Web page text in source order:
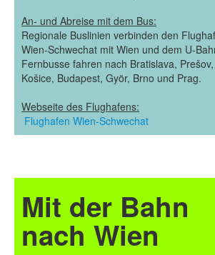
An- und Abreise mit dem Bus:
Regionale Buslinien verbinden den
Wien-Schwechat mit Wien und dem U-
Fernbusse fahren nach Bratislava, Prešov,
Košice, Budapest, Györ, Brno und Prag.
Webseite des Flughafens:
Flughafen Wien-Schwechat
Mit der Bahn
nach Wien